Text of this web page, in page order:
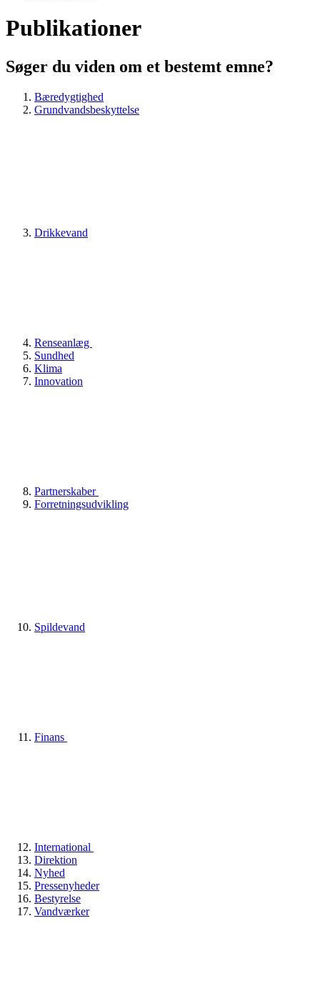
Publikationer
Søger du viden om et bestemt emne?
Bæredygtighed
Grundvandsbeskyttelse
Drikkevand
Renseanlæg
Sundhed
Klima
Innovation
Partnerskaber
Forretningsudvikling
Spildevand
Finans
International
Direktion
Nyhed
Pressenyheder
Bestyrelse
Vandværker